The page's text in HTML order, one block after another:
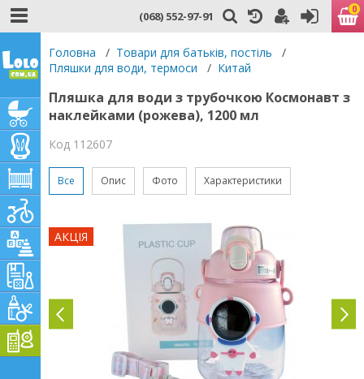
(068) 552-97-91 0
Головна / Товари для батьків, постіль
/
Пляшки для води, термоси
/ Китай
Пляшка для води з трубочкою Космонавт з
наклейками (рожева), 1200 мл
Код 112607
Все Опис Фото Характеристики
АКЦІЯ